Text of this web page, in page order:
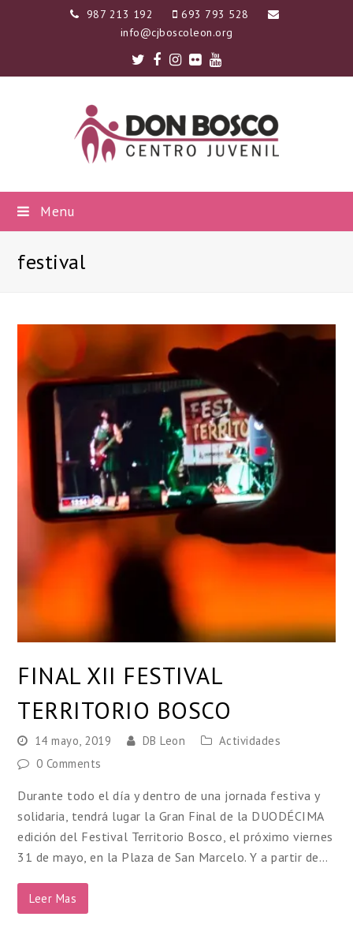
987 213 192
693 793 528
info@cjboscoleon.org
Twitter
Facebook
Instagram
FlickrYoutube
Menu
festival
FINAL XII FESTIVAL
TERRITORIO BOSCO
14 mayo, 2019 DB Leon
Actividades
0 Comments
Durante todo el día y dentro de una jornada festiva y
solidaria, tendrá lugar la Gran Final de la DUODÉCIMA
edición del Festival Territorio Bosco, el próximo viernes
31 de mayo, en la Plaza de San Marcelo. Y a partir de…
Leer Mas